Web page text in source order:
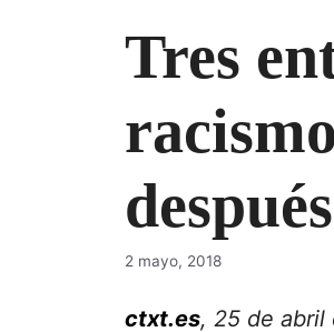
Tres
2 mayo, 2018
ctxt.es, 25 de abril